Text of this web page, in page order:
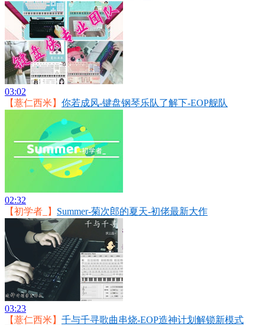
03:02
【薏仁西米】 你若成风-键盘钢琴乐队了解下-EOP舰队
02:32
【初学者_】 Summer-菊次郎的夏天-初佬最新大作
03:23
【薏仁西米】 千与千寻歌曲串烧-EOP造神计划解锁新模式